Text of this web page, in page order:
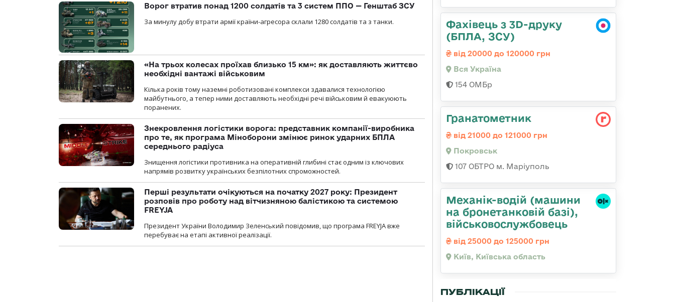
Ворог втратив понад 1200 солдатів та 3 систем ППО — Генштаб ЗСУ
За минулу добу втрати армії країни-агресора склали 1280 солдатів та з танки.
«На трьох колесах проїхав близько 15 км»: як доставляють життєво
необхідні вантажі військовим
Кілька років тому наземні роботизовані комплекси здавалися технологією
майбутнього, а тепер ними доставляють необхідні речі військовим й евакуюють
поранених.
Знекровлення логістики ворога: представник компанії-виробника
про те, як програма Міноборони змінює ринок ударних БПЛА
середнього радіуса
Знищення логістики противника на оперативній глибині стає одним із ключових
напрямів розвитку українських безпілотних спроможностей.
Перші результати очікуються на початку 2027 року: Президент
розповів про роботу над вітчизняною балістикою та системою
FREYJA
Президент України Володимир Зеленський повідомив, що програма FREYJA вже
перебуває на етапі активної реалізації.
Фахівець з 3D-друку
(БПЛА, ЗСУ)
від 20000 до 120000 грн
Вся Україна
154 ОМБр
Гранатометник
від 21000 до 121000 грн
Покровськ
107 ОБТРО м. Маріуполь
Механік-водій (машини
на бронетанковій базі),
військовослужбовець
від 25000 до 125000 грн
Київ, Київська область
ПУБЛІКАЦІЇ